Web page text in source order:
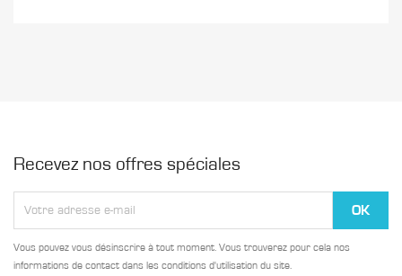
Recevez nos offres spéciales
Vous pouvez vous désinscrire à tout moment. Vous trouverez pour cela nos
informations de contact dans les conditions d'utilisation du site.